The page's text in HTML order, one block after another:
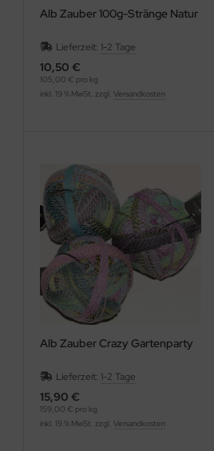
Alb Zauber 100g-Stränge Natur
Lieferzeit: 1-2 Tage
10,50 €
105,00 € pro kg
inkl. 19 % MwSt. zzgl. Versandkosten
Alb Zauber Crazy Gartenparty
Lieferzeit: 1-2 Tage
15,90 €
159,00 € pro kg
inkl. 19 % MwSt. zzgl. Versandkosten